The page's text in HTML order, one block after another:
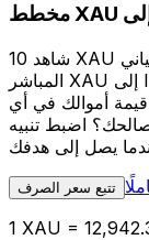
شاهد 10 XAU الخاص بك أثناء الحركة. يتتبع الرسم البياني
المباشر XAU إلى ILS الخاص بنا على مدار 12 شهرًا من أسعار
أموالك في أي
اضبط تنبيه
تتبع سعر الصرف
1 XAU =